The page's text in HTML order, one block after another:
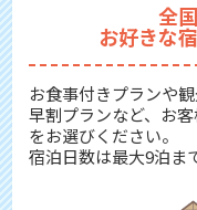
全
お好きな
お食事付きプランや
早割プランなど、お
をお選びください。
宿泊日数は最大9泊ま